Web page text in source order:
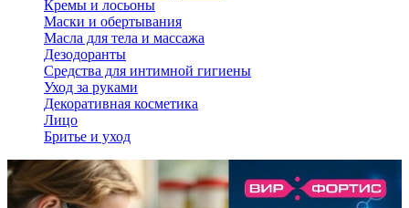
Кремы и лосьоны
Маски и обертывания
Масла для тела и массажа
Дезодоранты
Средства для интимной гигиены
Уход за руками
Декоративная косметика
Лицо
Бритье и уход